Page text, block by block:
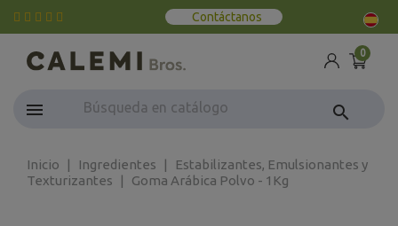
Contáctanos
0
search
Inicio Ingredientes
Estabilizantes, Emulsionantes y
Texturizantes
Goma Arábica Polvo - 1Kg